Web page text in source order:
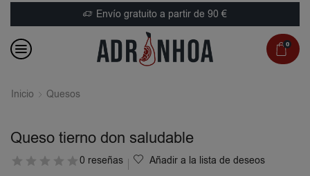
Envío gratuito a partir de 90 €
0
Inicio Quesos
Queso tierno don saludable
0 reseñas Añadir a la lista de deseos